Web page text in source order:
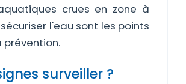
crues en zone à
l'eau sont les points
prévention.
surveiller ?